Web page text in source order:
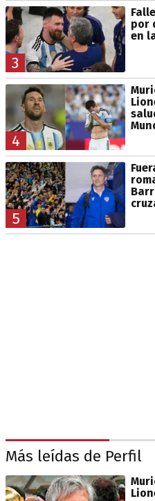
3
por
en
4
5
Más leídas de Perfil